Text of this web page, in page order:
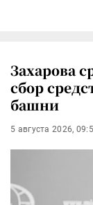
Захарова
сбор
башни
5 августа 2026,